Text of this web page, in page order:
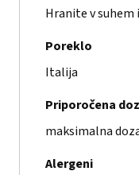
Hranite v
Poreklo
Italija
Priporočena
maksimalna
Alergeni